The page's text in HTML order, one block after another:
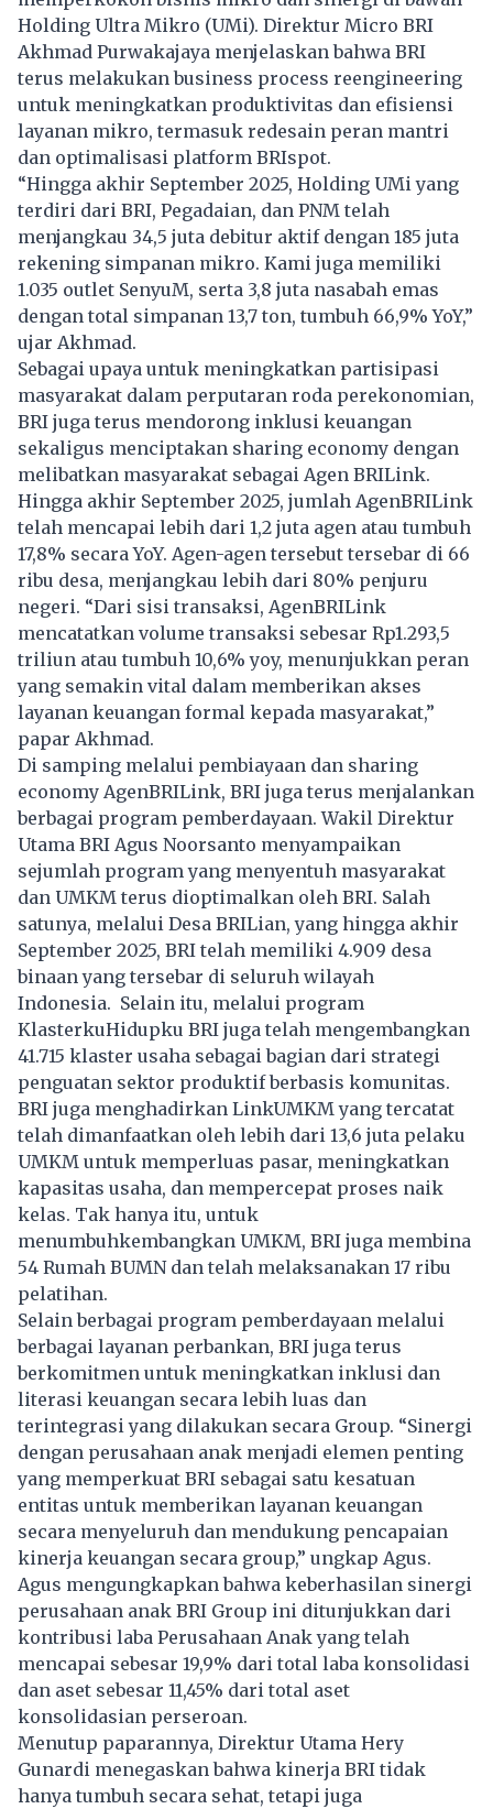
Holding Ultra Mikro (UMi). Direktur Micro BRI
Akhmad Purwakajaya menjelaskan bahwa BRI
terus melakukan business process reengineering
untuk meningkatkan produktivitas dan efisiensi
layanan mikro, termasuk redesain peran mantri
dan optimalisasi platform BRIspot.
“Hingga akhir September 2025, Holding UMi yang
terdiri dari BRI, Pegadaian, dan PNM telah
menjangkau 34,5 juta debitur aktif dengan 185 juta
rekening simpanan mikro. Kami juga memiliki
1.035 outlet SenyuM, serta 3,8 juta nasabah emas
dengan total simpanan 13,7 ton, tumbuh 66,9% YoY,”
ujar Akhmad.
Sebagai upaya untuk meningkatkan partisipasi
masyarakat dalam perputaran roda perekonomian,
BRI juga terus mendorong inklusi keuangan
sekaligus menciptakan sharing economy dengan
melibatkan masyarakat sebagai Agen BRILink.
Hingga akhir September 2025, jumlah AgenBRILink
telah mencapai lebih dari 1,2 juta agen atau tumbuh
17,8% secara YoY. Agen-agen tersebut tersebar di 66
ribu desa, menjangkau lebih dari 80% penjuru
negeri. “Dari sisi transaksi, AgenBRILink
mencatatkan volume transaksi sebesar Rp1.293,5
triliun atau tumbuh 10,6% yoy, menunjukkan peran
yang semakin vital dalam memberikan akses
layanan keuangan formal kepada masyarakat,”
papar Akhmad.
Di samping melalui pembiayaan dan sharing
economy AgenBRILink, BRI juga terus menjalankan
berbagai program pemberdayaan. Wakil Direktur
Utama BRI Agus Noorsanto menyampaikan
sejumlah program yang menyentuh masyarakat
dan UMKM terus dioptimalkan oleh BRI. Salah
satunya, melalui Desa BRILian, yang hingga akhir
September 2025, BRI telah memiliki 4.909 desa
binaan yang tersebar di seluruh wilayah
Indonesia. Selain itu, melalui program
KlasterkuHidupku BRI juga telah mengembangkan
41.715 klaster usaha sebagai bagian dari strategi
penguatan sektor produktif berbasis komunitas.
BRI juga menghadirkan LinkUMKM yang tercatat
telah dimanfaatkan oleh lebih dari 13,6 juta pelaku
UMKM untuk memperluas pasar, meningkatkan
kapasitas usaha, dan mempercepat proses naik
kelas. Tak hanya itu, untuk
menumbuhkembangkan UMKM, BRI juga membina
54 Rumah BUMN dan telah melaksanakan 17 ribu
pelatihan.
Selain berbagai program pemberdayaan melalui
berbagai layanan perbankan, BRI juga terus
berkomitmen untuk meningkatkan inklusi dan
literasi keuangan secara lebih luas dan
terintegrasi yang dilakukan secara Group. “Sinergi
dengan perusahaan anak menjadi elemen penting
yang memperkuat BRI sebagai satu kesatuan
entitas untuk memberikan layanan keuangan
secara menyeluruh dan mendukung pencapaian
kinerja keuangan secara group,” ungkap Agus.
Agus mengungkapkan bahwa keberhasilan sinergi
perusahaan anak BRI Group ini ditunjukkan dari
kontribusi laba Perusahaan Anak yang telah
mencapai sebesar 19,9% dari total laba konsolidasi
dan aset sebesar 11,45% dari total aset
konsolidasian perseroan.
Menutup paparannya, Direktur Utama Hery
Gunardi menegaskan bahwa kinerja BRI tidak
hanya tumbuh secara sehat, tetapi juga